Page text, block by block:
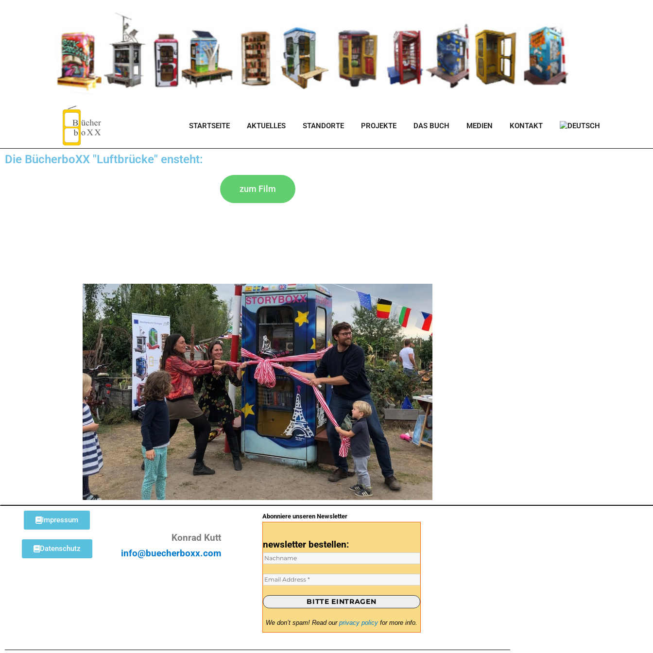
STARTSEITE AKTUELLES STANDORTE PROJEKTE DAS BUCH MEDIEN KONTAKT
Die BücherboXX "Luftbrücke" ensteht:
zum Film
Impressum
Datenschutz
Konrad Kutt
info@buecherboxx.com
Abonniere unseren Newsletter
newsletter bestellen:
We don’t spam! Read our privacy policyfor more info.